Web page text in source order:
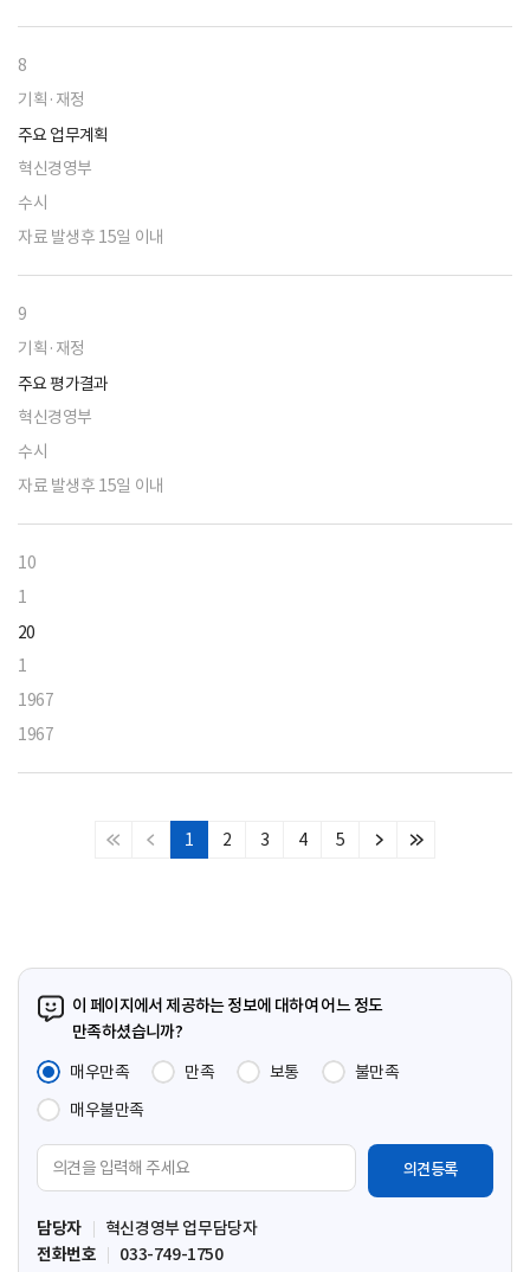
8
기획·재정
주요 업무계획
혁신경영부
수시
자료 발생후 15일 이내
9
기획·재정
주요 평가결과
혁신경영부
수시
자료 발생후 15일 이내
10
1
20
1
1967
1967
처
이
1 2 3 4 5
다
마
이 페이지에서 제공하는 정보에 대하여 어느 정도
만족하셨습니까?
매우만족
만족 보통
불만족
매우불만족
견
입
력
담당자
혁신경영부 업무담당자
전화번호
033-749-1750